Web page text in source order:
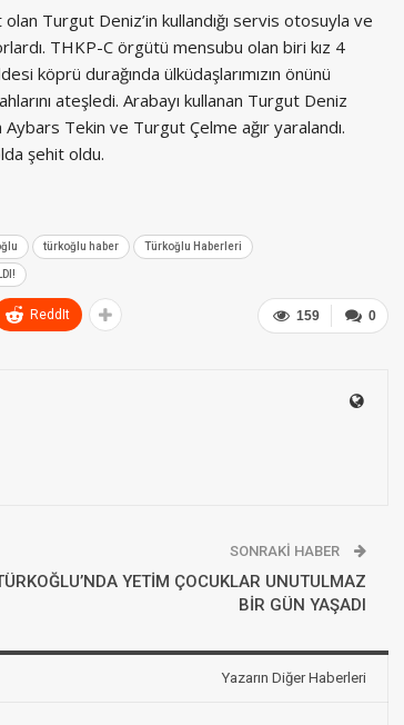
Turgut Deniz’in kullandığı servis otosuyla ve
THKP-C örgütü mensubu olan biri kız 4
köprü durağında ülküdaşlarımızın önünü
ateşledi. Arabayı kullanan Turgut Deniz
Tekin ve Turgut Çelme ağır yaralandı.
şehit oldu.
türkoğlu haber Türkoğlu Haberleri
0
159
ReddIt
SONRAKI HABER
YETİM ÇOCUKLAR UNUTULMAZ
BİR GÜN YAŞADI
Yazarın Diğer Haberleri